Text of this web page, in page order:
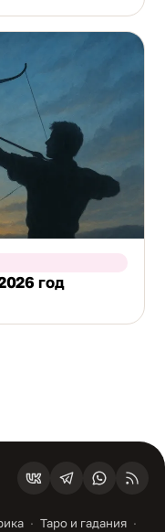
год
Таро и гадания